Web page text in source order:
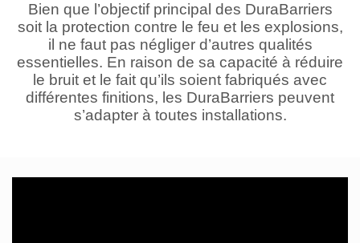
Bien que l’objectif principal des DuraBarriers
soit la protection contre le feu et les explosions,
il ne faut pas négliger d’autres qualités
essentielles. En raison de sa capacité à réduire
le bruit et le fait qu’ils soient fabriqués avec
différentes finitions, les DuraBarriers peuvent
s’adapter à toutes installations.